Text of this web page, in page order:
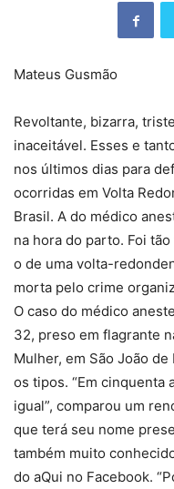
Mateus Gusmão
Revoltante, bizarra,
inaceitável. Esses e
nos últimos dias para
ocorridas em Volta
Brasil. A do médico
na hora do parto. Foi
o de uma volta-
morta pelo crime
O caso do médico
32, preso em flagrante
Mulher, em São João
os tipos. “Em cinquenta
igual”, comparou um
que terá seu nome
também muito
do aQui no Facebook.